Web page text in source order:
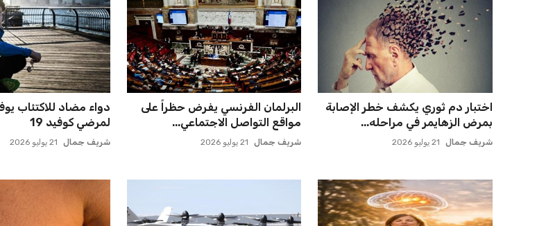
اختبار دم ثوري يكشف خطر الإصابة
بمرض الزهايمر في مراحله...
شريف جمال 21 يوليو 2026
البرلمان الفرنسي يفرض حظراً على
مواقع التواصل الاجتماعي...
شريف جمال 21 يوليو 2026
دواء مضاد للاكتئاب
لمرضي كوفيد 19
شريف جمال 21 يوليو 2026